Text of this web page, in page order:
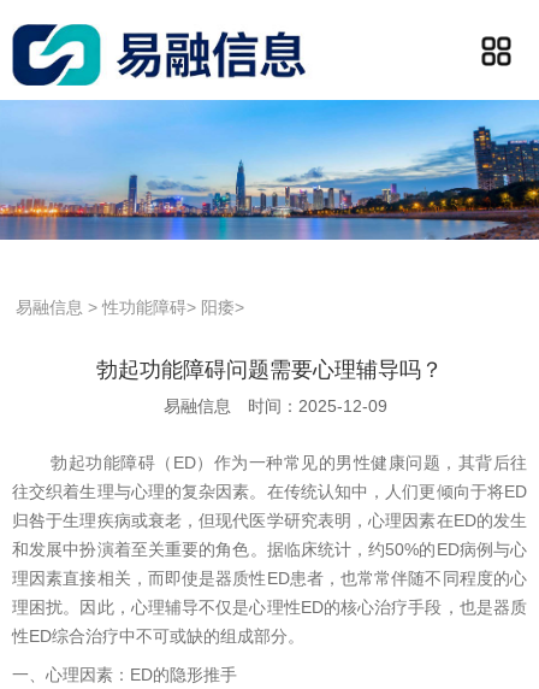
易融信息 >性功能障碍> 阳痿>
勃起功能障碍问题需要心理辅导吗？
易融信息 时间：2025-12-09
勃起功能障碍（ED）作为一种常见的男性健康问题，其背后往
往交织着生理与心理的复杂因素。在传统认知中，人们更倾向于将ED
归咎于生理疾病或衰老，但现代医学研究表明，心理因素在ED的发生
和发展中扮演着至关重要的角色。据临床统计，约50%的ED病例与心
理因素直接相关，而即使是器质性ED患者，也常常伴随不同程度的心
理困扰。因此，心理辅导不仅是心理性ED的核心治疗手段，也是器质
性ED综合治疗中不可或缺的组成部分。
一、心理因素：ED的隐形推手